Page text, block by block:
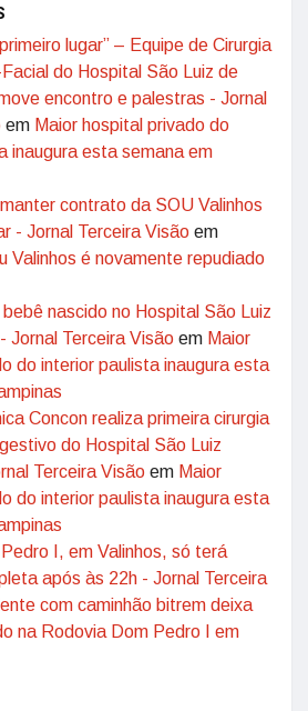
lugar” – Equipe de Cirurgia
do Hospital São Luiz de
encontro e palestras - Jornal
em Maior hospital privado do
inaugura esta semana em
contrato da SOU Valinhos
- Jornal Terceira Visão em
Valinhos é novamente repudiado
bebê nascido no Hospital São Luiz
Jornal Terceira Visão em Maior
do interior paulista inaugura esta
Concon realiza primeira cirurgia
do Hospital São Luiz
Terceira Visão em Maior
do interior paulista inaugura esta
I, em Valinhos, só terá
após às 22h - Jornal Terceira
com caminhão bitrem deixa
na Rodovia Dom Pedro I em